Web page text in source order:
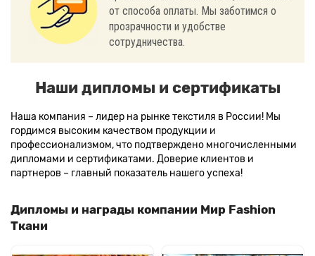
от способа оплаты. Мы заботимся о
прозрачности и удобстве
сотрудничества.
Наши дипломы и сертификаты
Наша компания – лидер на рынке текстиля в России! Мы
гордимся высоким качеством продукции и
профессионализмом, что подтверждено многочисленными
дипломами и сертификатами. Доверие клиентов и
партнеров – главный показатель нашего успеха!
Дипломы и награды компании Мир Fashion
Ткани